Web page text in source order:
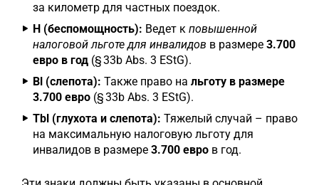
за километр для частных поездок.
H (беспомощность): Ведет к повышенной
налоговой льготе для инвалидов в размере 3.700
евро в год (§ 33b Abs. 3 EStG).
Bl (слепота): Также право на льготу в размере
3.700 евро (§ 33b Abs. 3 EStG).
Tbl (глухота и слепота): Тяжелый случай – право
на максимальную налоговую льготу для
инвалидов в размере 3.700 евро в год.